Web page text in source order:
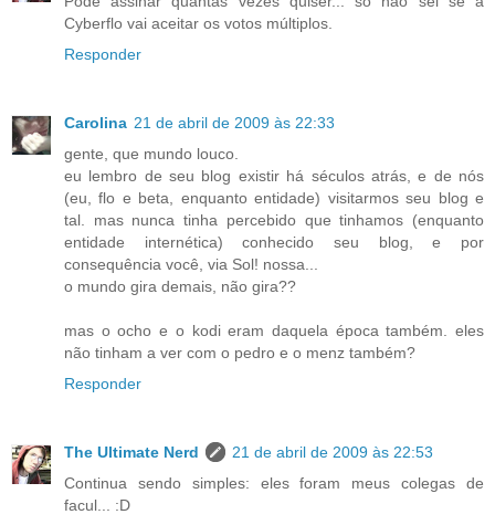
Cyberflo vai aceitar os votos múltiplos.
Responder
Carolina 21 de abril de 2009 às 22:33
gente, que mundo louco.
eu lembro de seu blog existir há séculos atrás, e de nós
(eu, flo e beta, enquanto entidade) visitarmos seu blog e
tal. mas nunca tinha percebido que tinhamos (enquanto
entidade internética) conhecido seu blog, e por
consequência você, via Sol! nossa...
o mundo gira demais, não gira??
mas o ocho e o kodi eram daquela época também. eles
não tinham a ver com o pedro e o menz também?
Responder
The Ultimate Nerd
21 de abril de 2009 às 22:53
Continua sendo simples: eles foram meus colegas de
facul... :D